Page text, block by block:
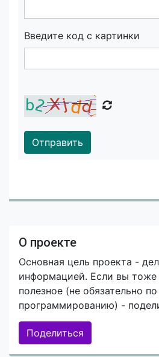
Введите код с картинки
Отправить
О проекте
Основная цель проекта -
информацией. Если вы тоже
полезное (не обязательно по
программированию) -
Поделиться